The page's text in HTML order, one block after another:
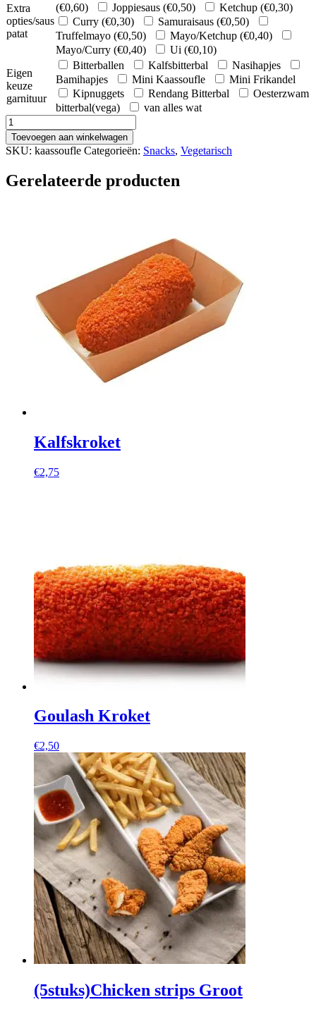
Extra
opties/saus
patat
(€0,60) Joppiesaus (€0,50) Ketchup (€0,30)
Curry (€0,30) Samuraisaus (€0,50)
Truffelmayo (€0,50) Mayo/Ketchup (€0,40)
Mayo/Curry (€0,40) Ui (€0,10)
Eigen
keuze
garnituur
Bitterballen Kalfsbitterbal
Nasihapjes
Bamihapjes
Mini Kaassoufle
Mini Frikandel
Kipnuggets
Rendang Bitterbal
Oesterzwam
bitterbal(vega)
van alles wat
Kaassouffle
🌱
aantal
Toevoegen aan winkelwagen
SKU: kaassoufle Categorieën: Snacks, Vegetarisch
Gerelateerde producten
Kalfskroket
€2,75
Goulash Kroket
€2,50
(5stuks)Chicken strips Groot